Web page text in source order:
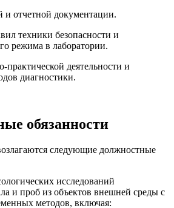
и отчетной документации.
техники безопасности и
режима в лаборатории.
практической деятельности и
диагностики.
обязанности
следующие должностные
исследований
и проб из объектов внешней среды с
методов, включая: